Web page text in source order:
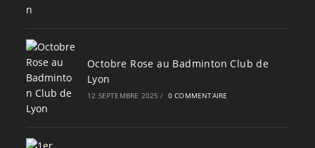
Octobre Rose au Badminton Club de
Lyon
12 SEPTEMBRE 2025 / 0 COMMENTAIRE